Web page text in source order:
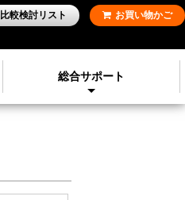
総合サポート
比較検討リスト お買い物かご